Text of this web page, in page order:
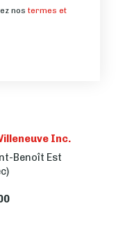
nostermes et
Inc.
Benoît Est